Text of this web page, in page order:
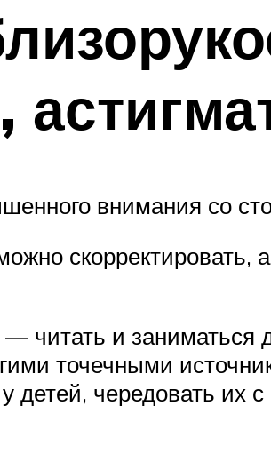
внимания со
скорректировать,
читать и заниматься
точечными
детей, чередовать их